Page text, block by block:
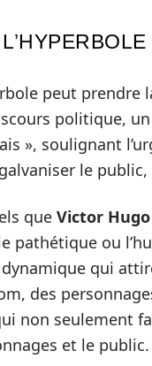
peut prendre
politique,
», soulignant
le
que Victor Hugo
pathétique ou
qui
des
non seulement
et le public.